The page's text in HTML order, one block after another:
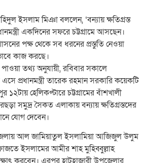
ইসলাম মিঞা বললেন, ‘বন্যায় ক্ষতিগ্রস্ত
একদিনের সফরে চট্টগ্রামে আসছেন।
পক্ষ থেকে সব ধরনের প্রস্তুতি নেওয়া
কাজ করছে।
তথ্য অনুযায়ী, রবিবার সকালে
প্রধানমন্ত্রী তারেক রহমান সরকারি কয়েকটি
হেলিকপ্টারে চট্টগ্রামের বাঁশখালী
সমুদ্র সৈকত এলাকায় বন্যায় ক্ষতিগ্রস্তদের
যোগ দেবেন।
আল জামিয়াতুল ইসলামিয়া আজিজুল উলুম
ইসলামের আমীর শাহ মুহিব্বুল্লাহ